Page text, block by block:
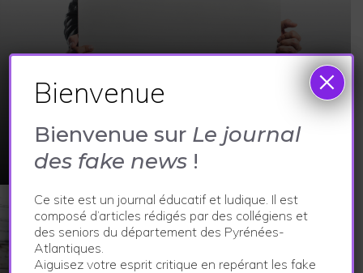
ACTUALITÉS ,SPORT ET CULTURE
On a volé Henry IV
13 février 2024
ACTUALITÉS,ECONOMIE ET VIE LOCALE ,SPORT ET
Bienvenue
Bienvenue sur Le journal
des fake news !
Ce site est un journal éducatif et ludique. Il est
composé d’articles rédigés par des collégiens et
des seniors du département des Pyrénées-
Atlantiques.
Aiguisez votre esprit critique en repérant les fake
×